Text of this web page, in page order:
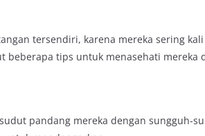
tersendiri, karena mereka sering
tips untuk menasehati mereka
pandang mereka dengan sungguh-